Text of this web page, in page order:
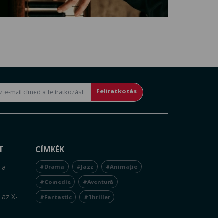
Feliratkozás
a
X-
CÍMKÉK
#Drama #Jazz #Animație
#Comedie #Aventură
#Fantastic #Thriller